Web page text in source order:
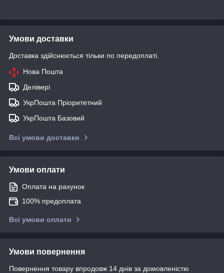
Умови доставки
Доставка здійснюється тільки по передоплаті.
Нова Пошта
Делівері
УкрПошта Пріоритетний
УкрПошта Базовий
Всі умови доставки
Умови оплати
Оплата на рахунок
100% предоплата
Всі умови оплати
Умови повернення
Повернення товару впродовж 14 днів за домовленістю